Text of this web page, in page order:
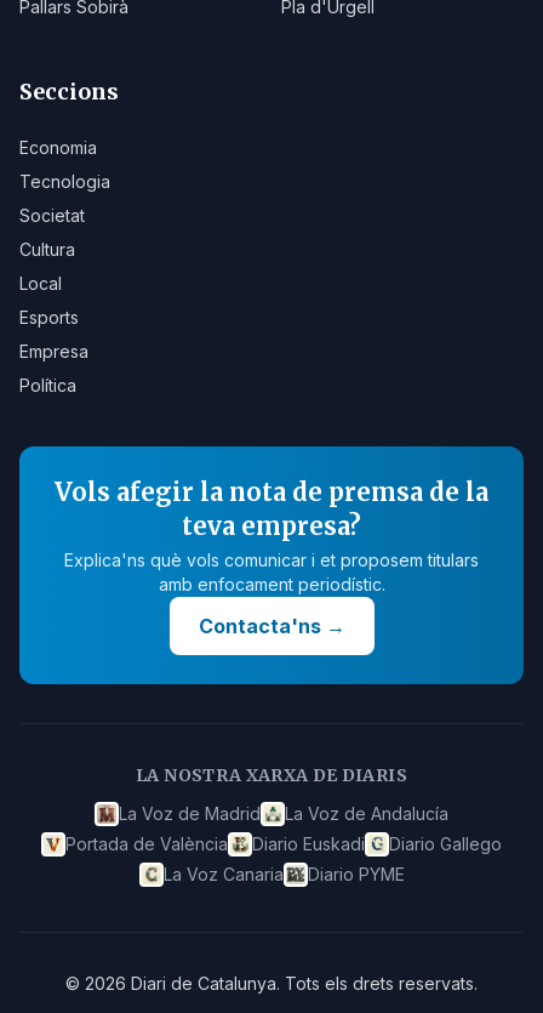
Pallars Sobirà
Pla d'Urgell
Seccions
Economia
Tecnologia
Societat
Cultura
Local
Esports
Empresa
Política
Vols afegir la nota de premsa de la
teva empresa?
Explica'ns què vols comunicar i et proposem titulars
amb enfocament periodístic.
Contacta'ns→
LA NOSTRA XARXA DE DIARIS
La Voz de Madrid
La Voz de Andalucía
Portada de València
Diario Euskadi
Diario Gallego
La Voz Canaria
Diario PYME
© 2026 Diari de Catalunya. Tots els drets reservats.